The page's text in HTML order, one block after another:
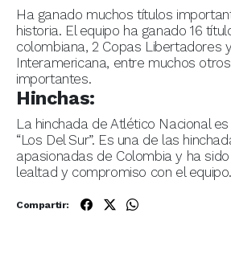
Ha ganado muchos títulos
historia. El equipo ha ganado 16
colombiana, 2 Copas Libertadores
Interamericana, entre muchos
importantes.
Hinchas:
La hinchada de Atlético Nacional
“Los Del Sur”. Es una de las
apasionadas de Colombia y ha
lealtad y compromiso con el equipo.
Compartir: